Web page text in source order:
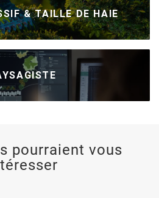
& TAILLE DE HAIE
pourraient vous